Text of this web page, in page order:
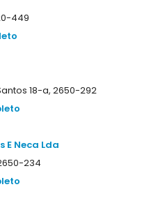
449
18-a, 2650-292
E Neca Lda
234